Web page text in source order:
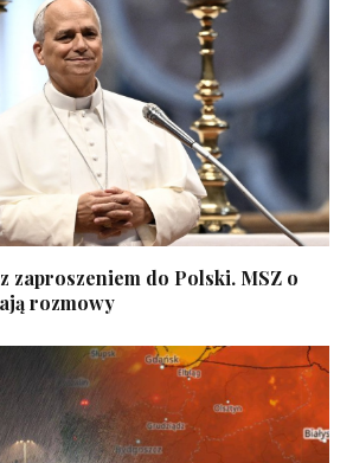
zaproszeniem do Polski. MSZ o
rozmowy